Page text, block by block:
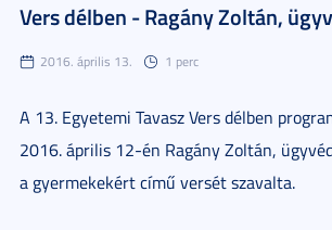
Vers délben - Ragány Zoltán,
2016. április 13. 1 perc
A 13. Egyetemi Tavasz Vers délben
2016. április 12-én Ragány Zoltán,
a gyermekekért című versét szavalta.